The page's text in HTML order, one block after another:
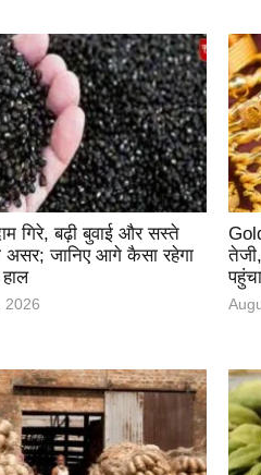
गिरे, बढ़ी बुवाई और सस्ते
जानिए आगे कैसा रहेगा
2026